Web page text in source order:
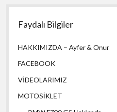
Faydalı Bilgiler
HAKKIMIZDA – Ayfer & Onur
FACEBOOK
VİDEOLARIMIZ
MOTOSİKLET